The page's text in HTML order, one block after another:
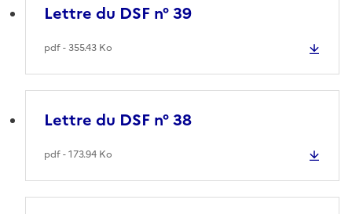
Lettre du DSF n° 39
pdf - 355.43 Ko
Lettre du DSF n° 38
pdf - 173.94 Ko